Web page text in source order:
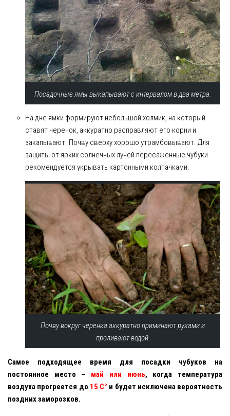
Посадочные ямы выкапывают с интервалом в два метра.
На дне ямки формируют небольшой холмик, на который
ставят черенок, аккуратно расправляют его корни и
закапывают. Почву сверху хорошо утрамбовывают. Для
защиты от ярких солнечных лучей пересаженные чубуки
рекомендуется укрывать картонными колпачками.
Почву вокруг черенка аккуратно приминают руками и
проливают водой.
Самое подходящее время для посадки чубуков на
постоянное место – май или июнь, когда температура
воздуха прогреется до 15 С° и будет исключена вероятность
поздних заморозков.